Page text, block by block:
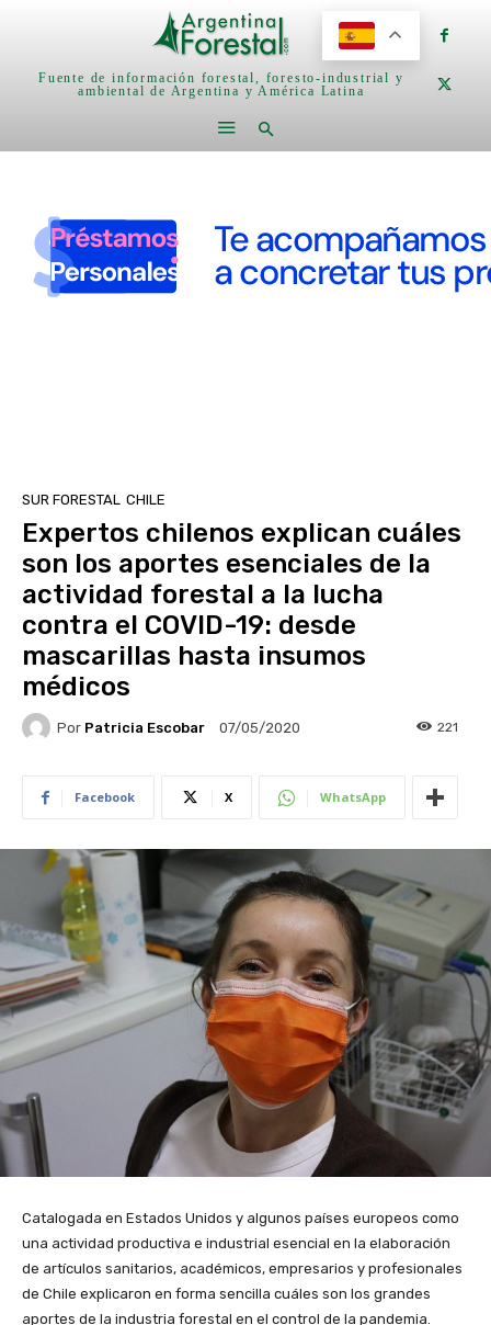
Fuente de información forestal, foresto-industrial y
ambiental de Argentina y América Latina
SUR FORESTAL CHILE
Expertos chilenos explican cuáles
son los aportes esenciales de la
actividad forestal a la lucha
contra el COVID-19: desde
mascarillas hasta insumos
médicos
Por Patricia Escobar 07/05/2020 221
Facebook X WhatsApp
Catalogada en Estados Unidos y algunos países europeos como
una actividad productiva e industrial esencial en la elaboración
de artículos sanitarios, académicos, empresarios y profesionales
de Chile explicaron en forma sencilla cuáles son los grandes
aportes de la industria forestal en el control de la pandemia.